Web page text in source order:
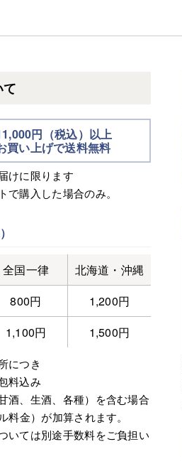
円（税込）以上
買い上げで送料無料
けに限ります
で購入した場合のみ。
全国一律
北海道・沖縄
800円
1,200円
1,100円 1,500円
につき
料込み
酒、生酒、各種）を含む場合
料金）が加算されます。
いては別途手数料をご負担い